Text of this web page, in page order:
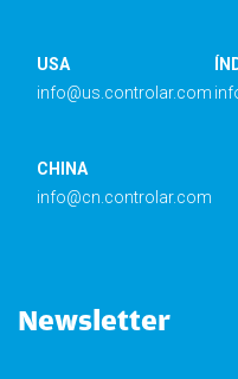
USA
info@us.controlar.com
CHINA
info@cn.controlar.com
Newsletter